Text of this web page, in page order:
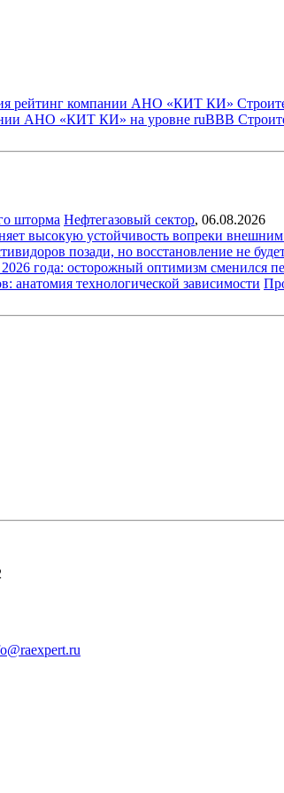
рейтинг компании АНО «КИТ КИ»
АНО «КИТ КИ» на уровне ruBBB
шторма Нефтегазовый сектор, 06.08.2026
высокую устойчивость вопреки
позади, но восстановление не
года: осторожный оптимизм сменился
технологической зависимости